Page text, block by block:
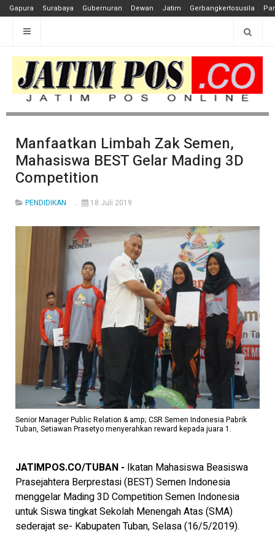
Gapura Surabaya Gubernuran Dewan Jatim Gerbangkertosusila
Manfaatkan Limbah Zak Semen,
Mahasiswa BEST Gelar Mading 3D
Competition
PENDIDIKAN 18 Juli 2019
Senior Manager Public Relation & amp; CSR Semen Indonesia Pabrik
Tuban, Setiawan Prasetyo menyerahkan reward kepada juara 1.
JATIMPOS.CO/TUBAN - Ikatan Mahasiswa Beasiswa
Prasejahtera Berprestasi (BEST) Semen Indonesia
menggelar Mading 3D Competition Semen Indonesia
untuk Siswa tingkat Sekolah Menengah Atas (SMA)
sederajat se- Kabupaten Tuban, Selasa (16/5/2019).